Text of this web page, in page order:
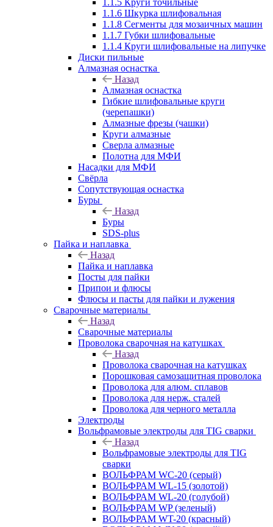
1.1.5 Круги точильные
1.1.6 Шкурка шлифовальная
1.1.8 Сегменты для мозаичных машин
1.1.7 Губки шлифовальные
1.1.4 Круги шлифовальные на липучке
Диски пильные
Алмазная оснастка
Назад
Алмазная оснастка
Гибкие шлифовальные круги
(черепашки)
Алмазные фрезы (чашки)
Круги алмазные
Сверла алмазные
Полотна для МФИ
Насадки для МФИ
Свёрла
Сопутствующая оснастка
Буры
Назад
Буры
SDS-plus
Пайка и наплавка
Назад
Пайка и наплавка
Посты для пайки
Припои и флюсы
Флюсы и пасты для пайки и лужения
Сварочные материалы
Назад
Сварочные материалы
Проволока сварочная на катушках
Назад
Проволока сварочная на катушках
Порошковая самозащитная проволока
Проволока для алюм. сплавов
Проволока для нерж. сталей
Проволока для черного металла
Электроды
Вольфрамовые электроды для TIG сварки
Назад
Вольфрамовые электроды для TIG
сварки
ВОЛЬФРАМ WC-20 (серый)
ВОЛЬФРАМ WL-15 (золотой)
ВОЛЬФРАМ WL-20 (голубой)
ВОЛЬФРАМ WP (зеленый)
ВОЛЬФРАМ WT-20 (красный)